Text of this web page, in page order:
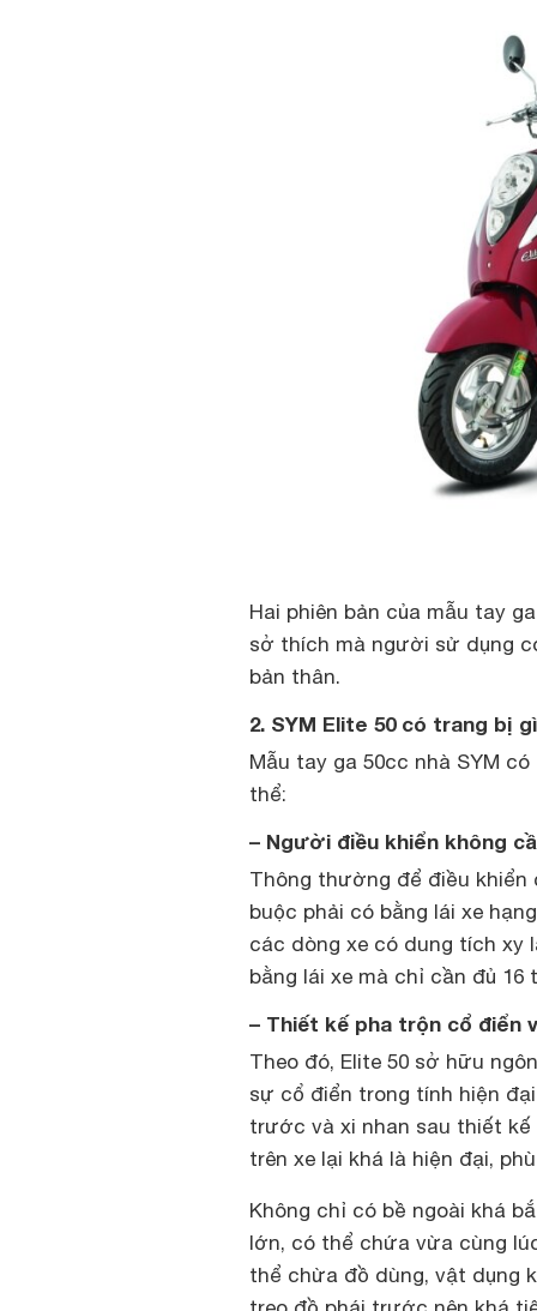
Hai phiên bản của mẫu tay
sở thích mà người sử dụng
bản thân.
2. SYM Elite 50 có trang bị
Mẫu tay ga 50cc nhà SYM
thể:
– Người điều khiển không
Thông thường để điều
buộc phải có bằng lái xe
các dòng xe có dung tích xy
bằng lái xe mà chỉ cần đủ 16
– Thiết kế pha trộn cổ điển
Theo đó, Elite 50 sở hữu
sự cổ điển trong tính hiện
trước và xi nhan sau thiết
trên xe lại khá là hiện đại,
Không chỉ có bề ngoài khá
lớn, có thể chứa vừa cùng
thể chừa đồ dùng, vật dụng